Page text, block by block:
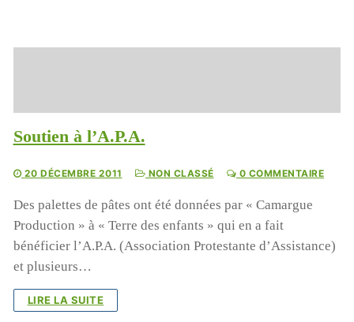
Soutien à l’A.P.A.
20 DÉCEMBRE 2011 NON CLASSÉ 0 COMMENTAIRE
Des palettes de pâtes ont été données par « Camargue
Production » à « Terre des enfants » qui en a fait
bénéficier l’A.P.A. (Association Protestante d’Assistance)
et plusieurs…
LIRE LA SUITE